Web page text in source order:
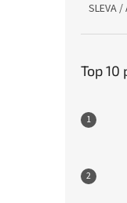
SLEVA /
Top 10